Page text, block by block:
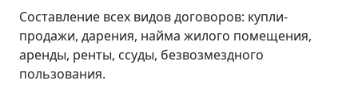
Составление всех видов договоров: купли-
продажи, дарения, найма жилого помещения,
аренды, ренты, ссуды, безвозмездного
пользования.